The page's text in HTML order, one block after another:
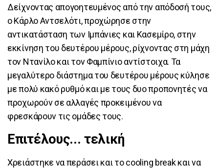
Δείχνοντας απογοητευμένος από την απόδοσή τους,
ο Κάρλο Αντσελότι, προχώρησε στην
αντικατάσταση των Ιμπάνιες και Κασεμίρο, στην
εκκίνηση του δευτέρου μέρους, ρίχνοντας στη μάχη
τον Ντανίλο και τον Φαμπίνιο αντίστοιχα. Τα
μεγαλύτερο διάστημα του δευτέρου μέρους κύλησε
με πολύ κακό ρυθμό και με τους δυο προπονητές να
προχωρούν σε αλλαγές προκειμένου να
φρεσκάρουν τις ομάδες τους.
Επιτέλους... τελική
Χρειάστηκε να περάσει και το cooling break και να